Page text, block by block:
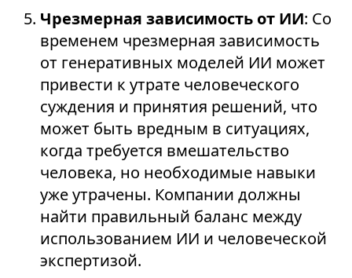
Чрезмерная зависимость от ИИ: Со
временем чрезмерная зависимость
от генеративных моделей ИИ может
привести к утрате человеческого
суждения и принятия решений, что
может быть вредным в ситуациях,
когда требуется вмешательство
человека, но необходимые навыки
уже утрачены. Компании должны
найти правильный баланс между
использованием ИИ и человеческой
экспертизой.